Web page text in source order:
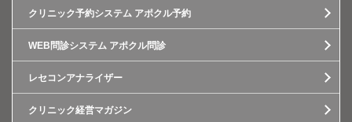
クリニック予約システム アポクル予約
WEB問診システム アポクル問診
レセコンアナライザー
クリニック経営マガジン